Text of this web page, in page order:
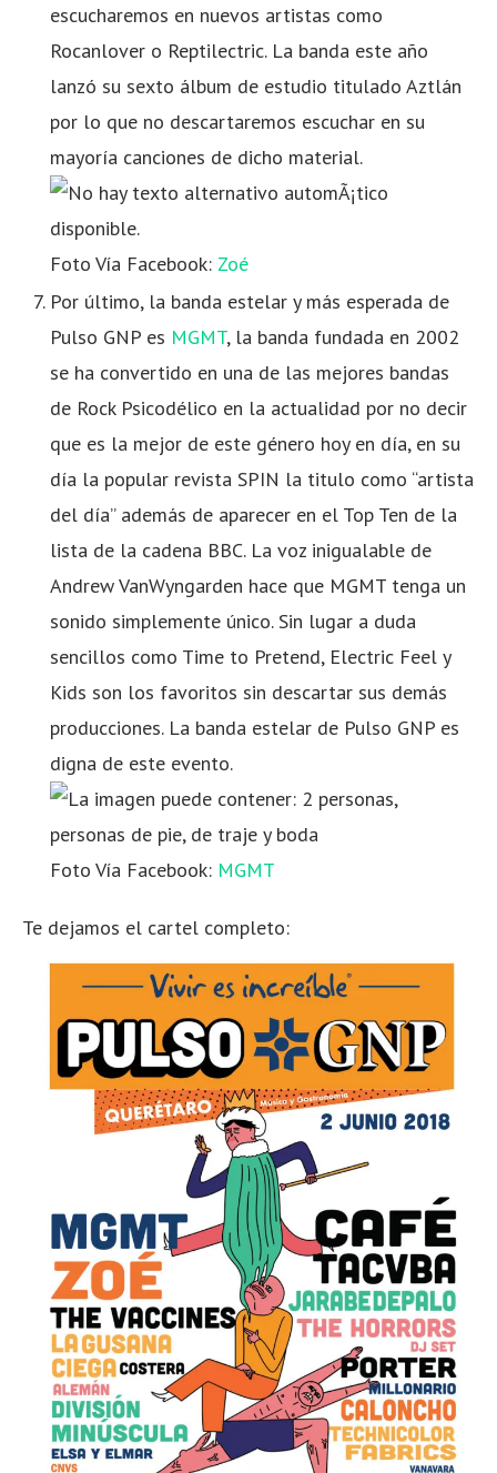
escucharemos en nuevos artistas como
Rocanlover o Reptilectric. La banda este año
lanzó su sexto álbum de estudio titulado Aztlán
por lo que no descartaremos escuchar en su
mayoría canciones de dicho material.
Foto Vía Facebook: Zoé
Por último, la banda estelar y más esperada de
Pulso GNP es MGMT, la banda fundada en 2002
se ha convertido en una de las mejores bandas
de Rock Psicodélico en la actualidad por no decir
que es la mejor de este género hoy en día, en su
día la popular revista SPIN la titulo como “artista
del día” además de aparecer en el Top Ten de la
lista de la cadena BBC. La voz inigualable de
Andrew VanWyngarden hace que MGMT tenga un
sonido simplemente único. Sin lugar a duda
sencillos como Time to Pretend, Electric Feel y
Kids son los favoritos sin descartar sus demás
producciones. La banda estelar de Pulso GNP es
digna de este evento.
Foto Vía Facebook: MGMT
Te dejamos el cartel completo: